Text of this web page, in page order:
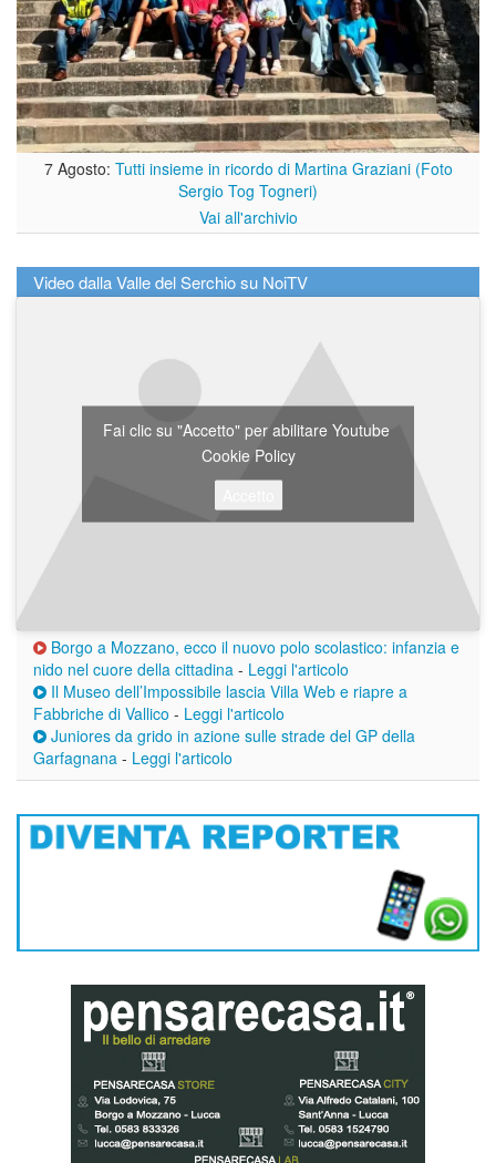
7 Agosto: Tutti insieme in ricordo di Martina Graziani (Foto
Sergio Tog Togneri)
Vai all'archivio
Video dalla Valle del Serchio su NoiTV
Fai clic su "Accetto" per abilitare Youtube
Cookie Policy
Borgo a Mozzano, ecco il nuovo polo scolastico: infanzia e
nido nel cuore della cittadina - Leggi l'articolo
Il Museo dell’Impossibile lascia Villa Web e riapre a
Fabbriche di Vallico - Leggi l'articolo
Juniores da grido in azione sulle strade del GP della
Garfagnana - Leggi l'articolo